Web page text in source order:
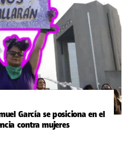
García se posiciona en el
contra mujeres